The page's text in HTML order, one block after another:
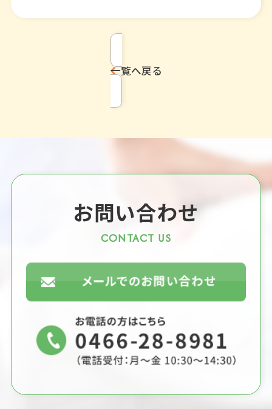
一覧へ戻る
お問い合わせ
CONTACT US